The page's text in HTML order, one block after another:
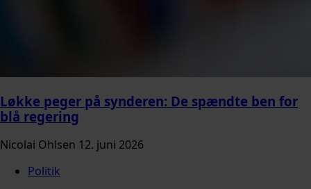
Løkke peger på synderen: De spændte ben for
blå regering
Nicolai Ohlsen 12. juni 2026
Politik